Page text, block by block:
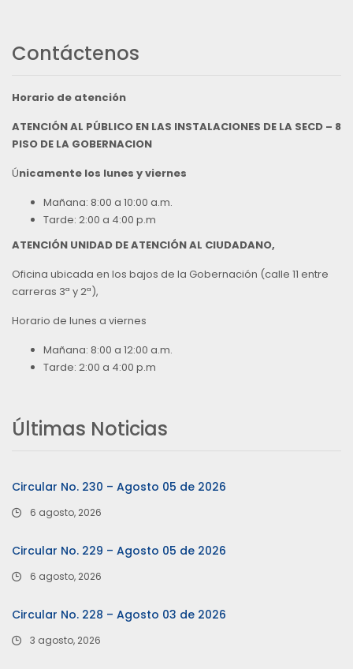
Contáctenos
Horario de atención
ATENCIÓN AL PÚBLICO EN LAS INSTALACIONES DE LA SECD – 8
PISO DE LA GOBERNACION
Únicamente los lunes y viernes
Mañana: 8:00 a 10:00 a.m.
Tarde: 2:00 a 4:00 p.m
ATENCIÓN UNIDAD DE ATENCIÓN AL CIUDADANO,
Oficina ubicada en los bajos de la Gobernación (calle 11 entre
carreras 3ª y 2ª),
Horario de lunes a viernes
Mañana: 8:00 a 12:00 a.m.
Tarde: 2:00 a 4:00 p.m
Últimas Noticias
Circular No. 230 – Agosto 05 de 2026
6 agosto, 2026
Circular No. 229 – Agosto 05 de 2026
6 agosto, 2026
Circular No. 228 – Agosto 03 de 2026
3 agosto, 2026